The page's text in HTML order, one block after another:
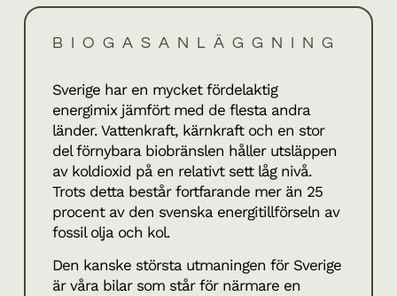
BIOGASANLÄGGNING
Sverige har en mycket fördelaktig
energimix jämfört med de flesta andra
länder. Vattenkraft, kärnkraft och en stor
del förnybara biobränslen håller utsläppen
av koldioxid på en relativt sett låg nivå.
Trots detta består fortfarande mer än 25
procent av den svenska energitillförseln av
fossil olja och kol.
Den kanske största utmaningen för Sverige
är våra bilar som står för närmare en